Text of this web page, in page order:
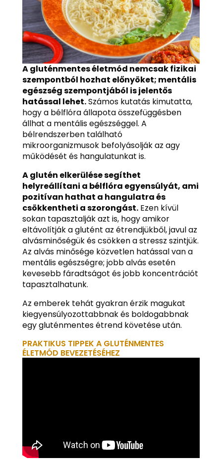
A gluténmentes életmód nemcsak fizikai
szempontból hozhat előnyöket; mentális
egészség szempontjából is jelentős
hatással lehet.Számos kutatás kimutatta,
hogy a bélflóra állapota összefüggésben
állhat a mentális egészséggel. A
bélrendszerben található
mikroorganizmusok befolyásolják az agy
működését és hangulatunkat is.
A glutén elkerülése segíthet
helyreállítani a bélflóra egyensúlyát, ami
pozitívan hathat a hangulatra és
csökkentheti a szorongást.Ezen kívül
sokan tapasztalják azt is, hogy amikor
eltávolítják a glutént az étrendjükből, javul az
alvásminőségük és csökken a stressz szintjük.
Az alvás minősége közvetlen hatással van a
mentális egészségre; jobb alvás esetén
kevesebb fáradtságot és jobb koncentrációt
tapasztalhatunk.
Az emberek tehát gyakran érzik magukat
kiegyensúlyozottabbnak és boldogabbnak
egy gluténmentes étrend követése után.
PRAKTIKUS TIPPEK A GLUTÉNMENTES
ÉLETMÓD BEVEZETÉSÉHEZ